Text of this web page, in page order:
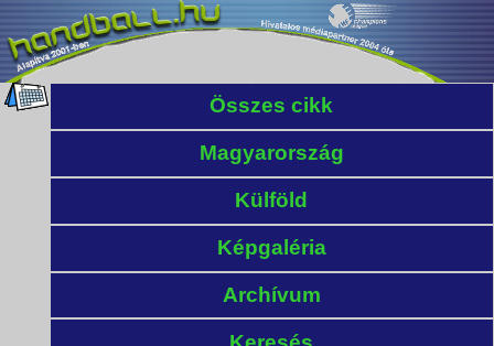
Összes cikk
Magyarország
Külföld
Képgaléria
Archívum